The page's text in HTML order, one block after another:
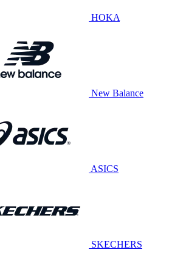
HOKA
New Balance
ASICS
SKECHERS